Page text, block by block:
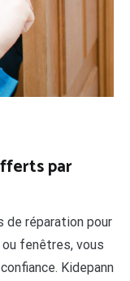
par
de réparation pour
fenêtres, vous
Kidepann